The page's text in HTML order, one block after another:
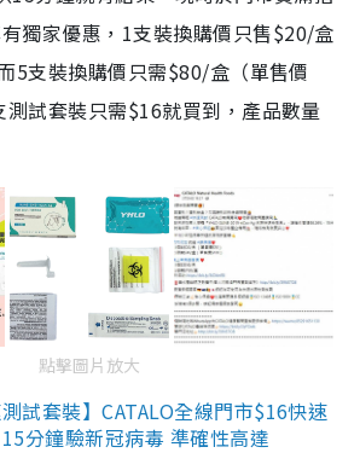
獨家優惠，1支裝換購價只售$20/盒
5支裝換購價只需$80/盒（單售價
試套裝只需$16就買到，產品數量
點擊圖片放大
試套裝】CATALO全線門市$16快速
分鐘驗新冠病毒 準確性高達